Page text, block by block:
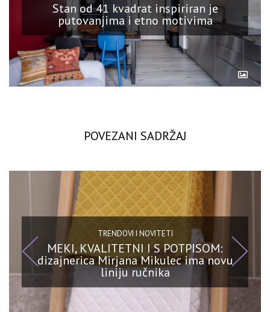
Stan od 41 kvadrat inspiriran je
putovanjima i etno motivima
POVEZANI SADRŽAJ
TRENDOVI I NOVITETI
MEKI, KVALITETNI I S POTPISOM:
dizajnerica Mirjana Mikulec ima novu
liniju ručnika